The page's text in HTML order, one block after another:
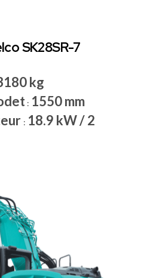
SK28SR-7
kg
: 1550 mm
: 18.9 kW / 2